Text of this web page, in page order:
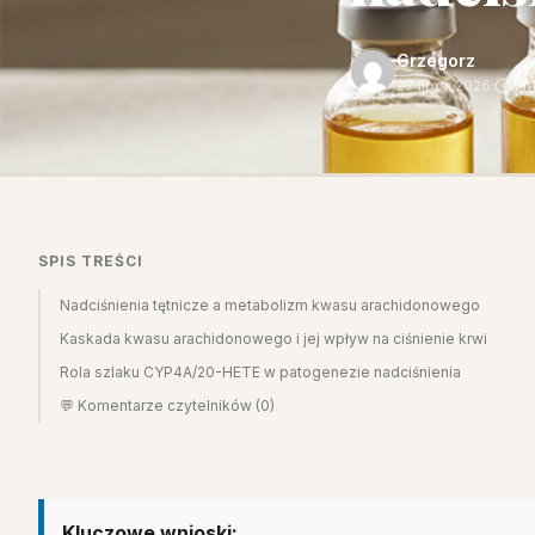
Grzegorz
27 lipca 2026· 2
SPIS TREŚCI
Nadciśnienia tętnicze a metabolizm kwasu arachidonowego
Kaskada kwasu arachidonowego i jej wpływ na ciśnienie krwi
Rola szlaku CYP4A/20-HETE w patogenezie nadciśnienia
💬 Komentarze czytelników (0)